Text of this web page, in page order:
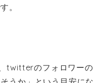
。
twitterのフォロワーの